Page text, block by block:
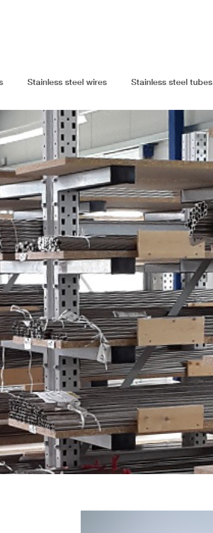
Stainless steel wires Stainless steel tubes